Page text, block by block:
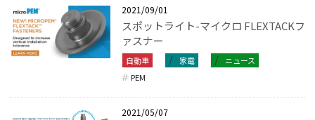
2021/09/01
スポットライト-マイクロ FLEXTACKフ
ァスナー
自動車 家電
ニュース
PEM
2021/05/07